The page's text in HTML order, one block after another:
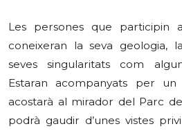
Les persones que participin
coneixeran la seva geologia,
seves singularitats com
Estaran acompanyats per
acostarà al mirador del Parc
podrà gaudir d’unes vistes